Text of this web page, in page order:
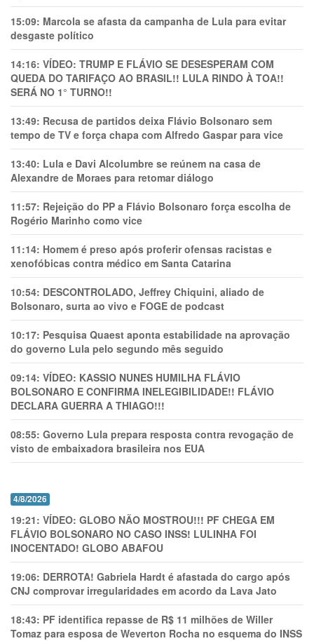
15:09: Marcola se afasta da campanha de Lula para evitar
desgaste político
14:16: VÍDEO: TRUMP E FLÁVIO SE DESESPERAM COM
QUEDA DO TARIFAÇO AO BRASIL!! LULA RINDO À TOA!!
SERÁ NO 1° TURNO!!
13:49: Recusa de partidos deixa Flávio Bolsonaro sem
tempo de TV e força chapa com Alfredo Gaspar para vice
13:40: Lula e Davi Alcolumbre se reúnem na casa de
Alexandre de Moraes para retomar diálogo
11:57: Rejeição do PP a Flávio Bolsonaro força escolha de
Rogério Marinho como vice
11:14: Homem é preso após proferir ofensas racistas e
xenofóbicas contra médico em Santa Catarina
10:54: DESCONTROLADO, Jeffrey Chiquini, aliado de
Bolsonaro, surta ao vivo e FOGE de podcast
10:17: Pesquisa Quaest aponta estabilidade na aprovação
do governo Lula pelo segundo mês seguido
09:14: VÍDEO: KASSIO NUNES HUMlLHA FLÁVIO
BOLSONARO E CONFIRMA INELEGIBILIDADE!! FLÁVIO
DECLARA GUERRA A THIAGO!!!
08:55: Governo Lula prepara resposta contra revogação de
visto de embaixadora brasileira nos EUA
4/8/2026
19:21: VÍDEO: GLOBO NÃO MOSTROU!!! PF CHEGA EM
FLÁVIO BOLSONARO NO CASO INSS! LULINHA FOI
INOCENTADO! GLOBO ABAFOU
19:06: DERROTA! Gabriela Hardt é afastada do cargo após
CNJ comprovar irregularidades em acordo da Lava Jato
18:43: PF identifica repasse de R$ 11 milhões de Willer
Tomaz para esposa de Weverton Rocha no esquema do INSS